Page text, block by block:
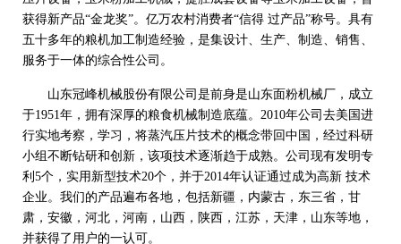
获得新产品“金龙奖”。亿万农村消费者“信得 过产品”称号。具有
五十多年的粮机加工制造经验，是集设计、生产、制造、销售、
服务于一体的综合性公司。
山东冠峰机械股份有限公司是前身是山东面粉机械厂，成立
于1951年，拥有深厚的粮食机械制造底蕴。2010年公司去美国进
行实地考察，学习，将蒸汽压片技术的概念带回中国，经过科研
小组不断钻研和创新，该项技术逐渐趋于成熟。公司现有发明专
利5个，实用新型技术20个，并于2014年认证通过成为高新 技术
企业。我们的产品遍布各地，包括新疆，内蒙古，东三省，甘
肃，安徽，河北，河南，山西，陕西，江苏，天津，山东等地，
并获得了用户的一认可。